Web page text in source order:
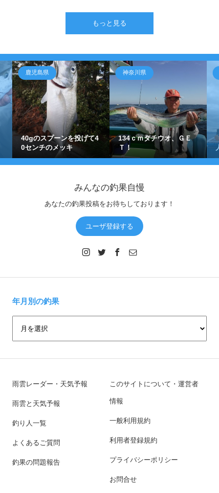
もっと見る
鹿児島県
40gのスプーンを投げて4
0センチのメッキ
神奈川県
134ｃｍタチウオ、ＧＥ
Ｔ！
みんなの釣果自慢
あなたの釣果投稿をお待ちしております！
ユーザ登録する
年月別の釣果
雨雲レーダー・天気予報
雨雲と天気予報
釣り人一覧
よくあるご質問
釣果の問題報告
このサイトについて・運営者
情報
一般利用規約
利用者登録規約
プライバシーポリシー
お問合せ